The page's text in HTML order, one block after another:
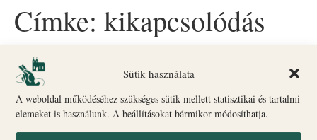
Sütik használata
A weboldal működéséhez szükséges sütik mellett statisztikai és tartalmi
elemeket is használunk. A beállításokat bármikor módosíthatja.
Címke: kikapcsolódás
A nyugalom kertjei